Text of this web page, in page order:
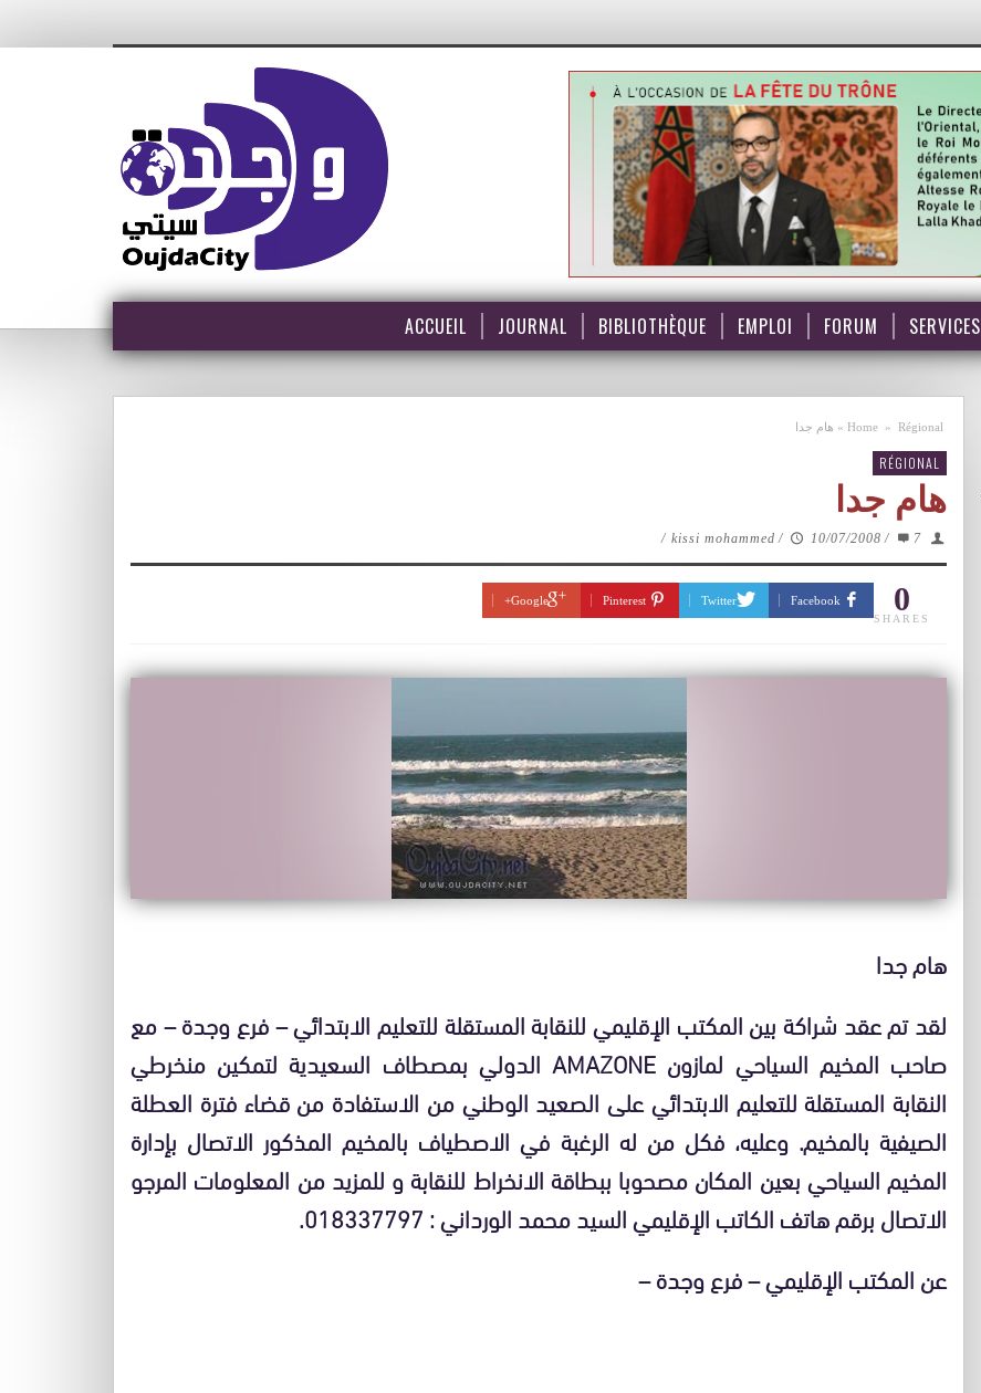
ACCUEIL JOURNAL BIBLIOTHÈQUE EMPLOI FORUM SERVICES
Home » Régional
» هام جدا
RÉGIONAL
هام جدا
kissi mohammed / 10/07/2008 / 7
/
0
SHARES
Facebook
Twitter
Pinterest
Google+
هام جدا
لقد تم عقد شراكة بين المكتب الإقليمي للنقابة المستقلة للتعليم الابتدائي – فرع وجدة – مع
صاحب المخيم السياحي لمازون AMAZONE الدولي بمصطاف السعيدية لتمكين منخرطي
النقابة المستقلة للتعليم الابتدائي على الصعيد الوطني من الاستفادة من قضاء فترة العطلة
الصيفية بالمخيم. وعليه، فكل من له الرغبة في الاصطياف بالمخيم المذكور الاتصال بإدارة
المخيم السياحي بعين المكان مصحوبا ببطاقة الانخراط للنقابة و للمزيد من المعلومات المرجو
الاتصال برقم هاتف الكاتب الإقليمي السيد محمد الورداني : 018337797.
عن المكتب الإقليمي – فرع وجدة –